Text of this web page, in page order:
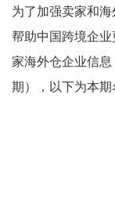
为了加强卖家和
帮助中国跨境企
家海外仓企业信
期），以下为本期